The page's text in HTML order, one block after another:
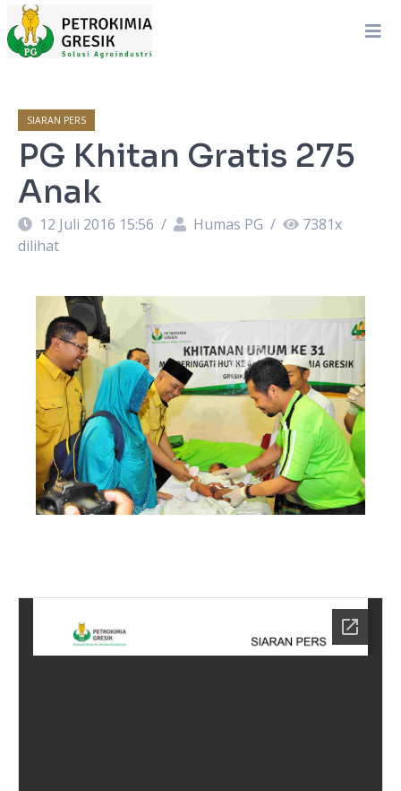
SIARAN PERS
PG Khitan Gratis 275
Anak
12 Juli 2016 15:56 / Humas PG / 7381x
dilihat